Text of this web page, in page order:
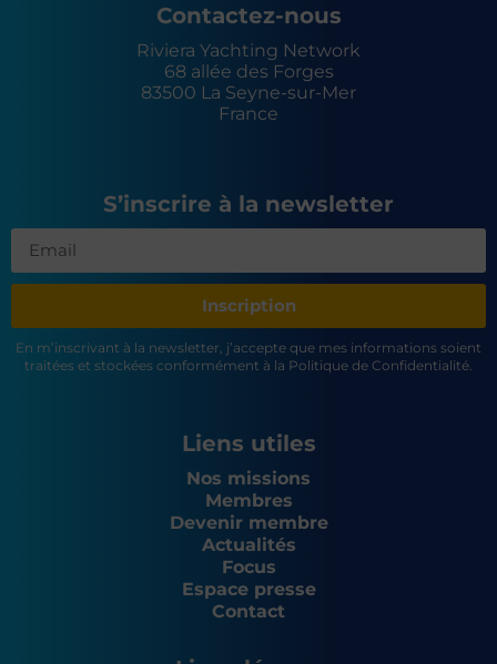
Contactez-nous
Riviera Yachting Network
68 allée des Forges
83500 La Seyne-sur-Mer
France
S’inscrire à la newsletter
Inscription
En m’inscrivant à la newsletter, j’accepte que mes informations soient
traitées et stockées conformément à la Politique de Confidentialité.
Liens utiles
Nos missions
Membres
Devenir membre
Actualités
Focus
Espace presse
Contact